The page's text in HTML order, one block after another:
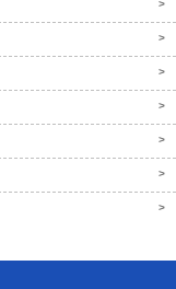
>
>
>
>
>
>
>